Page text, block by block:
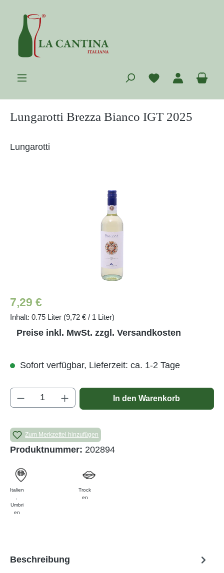
Zum Hauptinhalt springen
Du hast 0
Lungarotti Brezza Bianco IGT 2025
Lungarotti
Regulärer Preis:
7,29 €
Inhalt: 0.75 Liter (9,72 € / 1 Liter)
Preise inkl. MwSt. zzgl. Versandkosten
Sofort verfügbar, Lieferzeit: ca. 1-2 Tage
Produkt Anzahl: Gib den gewünschten
In den Warenkorb
Zum Merkzettel hinzufügen
Produktnummer: 202894
Italien
Umbri
en
Trock
en
Beschreibung